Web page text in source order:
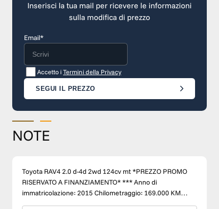
Inserisci la tua mail per ricevere le informazioni
sulla modifica di prezzo
Email*
Accetto iTermini della Privacy
SEGUI IL PREZZO
NOTE
Toyota RAV4 2.0 d-4d 2wd 124cv mt *PREZZO PROMO
RISERVATO A FINANZIAMENTO* *** Anno di
immatricolazione: 2015 Chilometraggio: 169.000 KM
Carburante: DIESEL Condizioni: USATO Cambio: